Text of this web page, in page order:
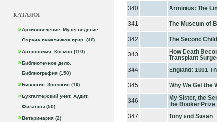
КАТАЛОГ
Архивоведение. Музееведение.
Охрана памятников прир. (40)
Астрономия. Космос (110)
Библиотечное дело.
Библиография (150)
Биология. Зоология (16)
Бухгалтерский учет. Аудит.
Финансы (50)
Ветеринария (2)
340 Arminius: The
341 The Museum of
342 The Second Child
343
How Death
Transplant
344
England: 1001
345 Why We Get the
346
My Sister, the
the Booker Prize
347
Tony and Susan